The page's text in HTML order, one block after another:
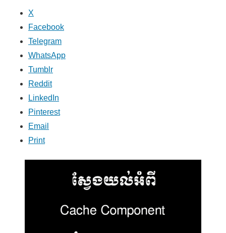
X
Facebook
Telegram
WhatsApp
Tumblr
Reddit
LinkedIn
Pinterest
Email
Print